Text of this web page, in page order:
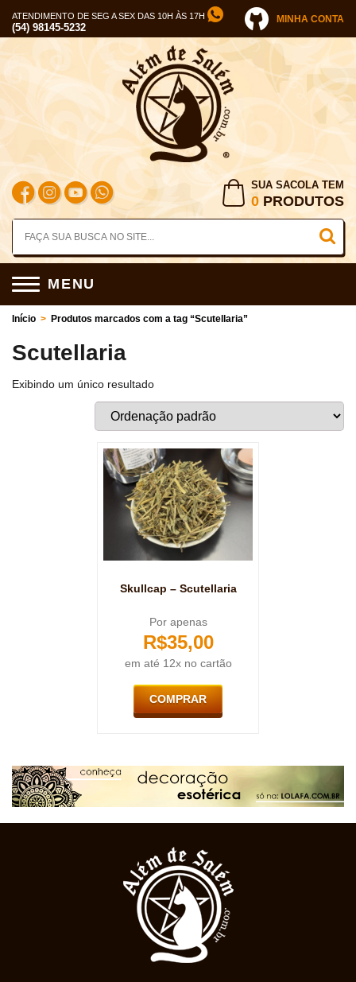
ATENDIMENTO DE SEG A SEX DAS 10H ÀS 17H
(54) 98145-5232
MINHA CONTA
SUA SACOLA TEM
0 PRODUTOS
MENU
Início > Produtos marcados com a tag “Scutellaria”
Scutellaria
Exibindo um único resultado
Skullcap – Scutellaria
Por apenas
R$35,00
em até 12x no cartão
COMPRAR